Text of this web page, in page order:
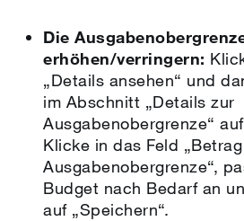
Die
erhöhen/verringern:
„Details ansehen“ und
im Abschnitt „Details zur
Ausgabenobergrenze“
Klicke in das Feld
Ausgabenobergrenze“,
Budget nach Bedarf an
auf „Speichern“.